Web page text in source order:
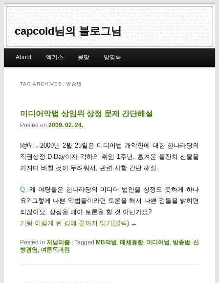
capcold님의 블로그님
Skip to primary content
Skip to secondary content
About 엑기스 몽땅 방명록
TAG ARCHIVES: 방송법
미디어악법 상임위 상정 문제 간단해설
Posted on 2009. 02. 24.
!@#… 2009년 2월 25일은 미디어법 개악안에 대한 한나라당의
직권상정 D-Day이자 각하의 취임 1주년. 흥겨운 돌잔치 선물을
가져다 바칠 것이 두려워서, 관련 사항 간단 해설.
Q. 왜 야당들은 한나라당의 미디어 법안을 상정도 못하게 하나
요? 그렇게 나쁜 악법들이라면 토론을 해서 나쁜 점들을 밝히면
되잖아요. 상정을 해야 토론을 할 것 아닌가요?
기왕 이렇게 된 김에 끝까지 읽기(클릭) →
Posted in 저널리즘 | Tagged MB악법 ,매체융합, 미디어법 방송법 ,신
방겸영 여론독과점